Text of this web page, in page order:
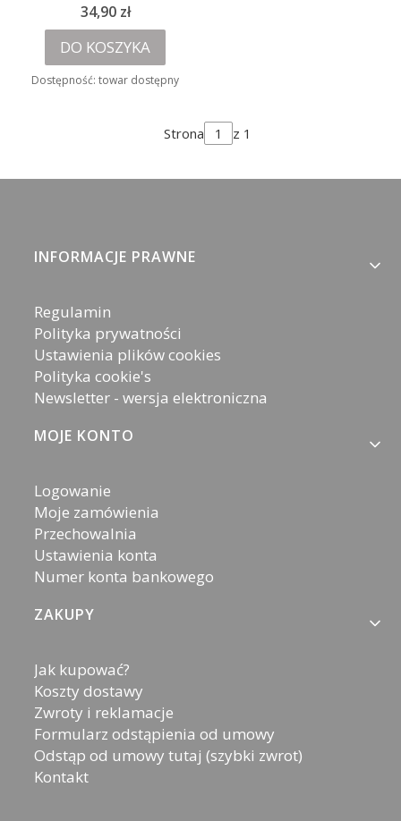
Cena
34,90 zł
DO KOSZYKA
Dostępność: towar dostępny
Strona z 1
Linki w stopce
INFORMACJE PRAWNE
Regulamin
Polityka prywatności
Ustawienia plików cookies
Polityka cookie's
Newsletter - wersja elektroniczna
MOJE KONTO
Logowanie
Moje zamówienia
Przechowalnia
Ustawienia konta
Numer konta bankowego
ZAKUPY
Jak kupować?
Koszty dostawy
Zwroty i reklamacje
Formularz odstąpienia od umowy
Odstąp od umowy tutaj (szybki zwrot)
Kontakt